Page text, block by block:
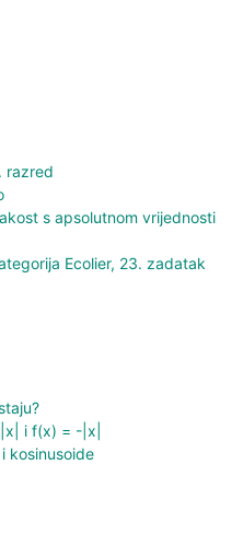
razred
s apsolutnom vrijednosti
Ecolier, 23. zadatak
i f(x) = -|x|
kosinusoide